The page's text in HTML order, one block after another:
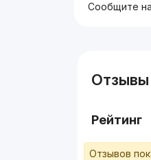
Сообщите
Отзывы
Рейтинг
Отзывов